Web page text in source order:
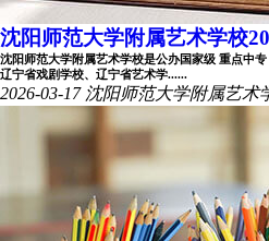
沈阳师范大学附属艺术学校
沈阳师范大学附属艺术学校是公办国家级 重点中
辽宁省戏剧学校、辽宁省艺术学......
2026-03-17 沈阳师范大学附属艺术